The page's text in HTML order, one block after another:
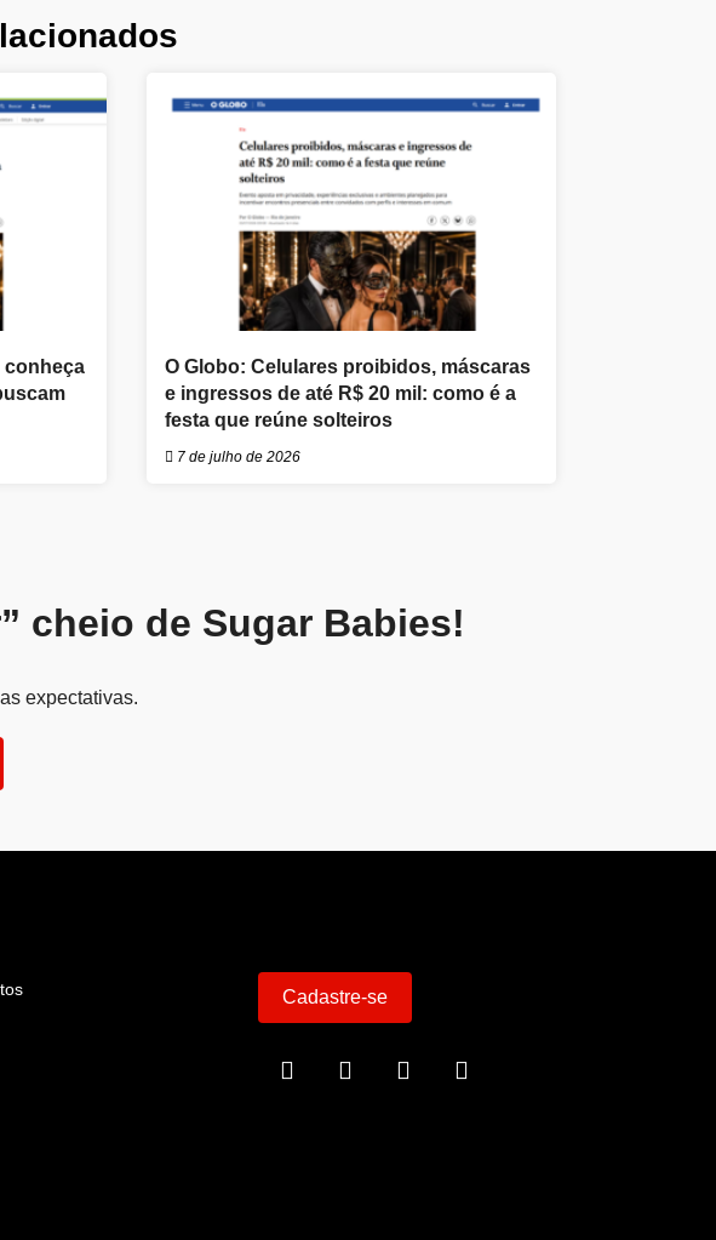
conheça
O Globo: Celulares proibidos, máscaras
e ingressos de até R$ 20 mil: como é a
festa que reúne solteiros
7 de julho de 2026
cheio de Sugar Babies!
expectativas.
Cadastre-se